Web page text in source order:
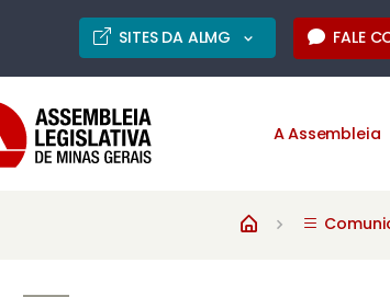
SITES DA ALMG FALE
A Assembleia